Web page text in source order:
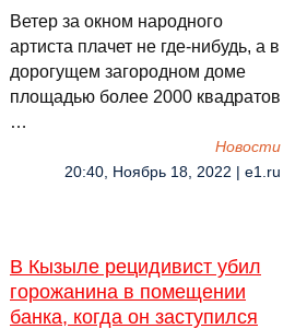
Ветер за окном народного
артиста плачет не где-нибудь, а в
дорогущем загородном доме
площадью более 2000 квадратов
…
Новости
20:40, Ноябрь 18, 2022 | e1.ru
В Кызыле рецидивист убил
горожанина в помещении
банка, когда он заступился